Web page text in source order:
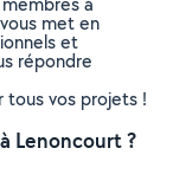
met en
et
répondre
tous vos projets !
Lenoncourt ?